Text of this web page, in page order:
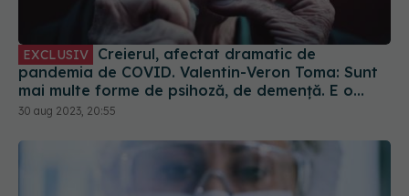
EXCLUSIV
pandemia de COVID. Valentin-Veron Toma: Sunt
mai multe forme de psihoză, de demență. E o
accelerare a unor fenomene care păreau să fie
30 aug 2023, 20:55